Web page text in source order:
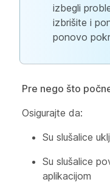
izbegli
izbrišite i
ponovo
Pre nego što
Osigurajte da:
Su slušalice
Su slušalice
aplikacijom